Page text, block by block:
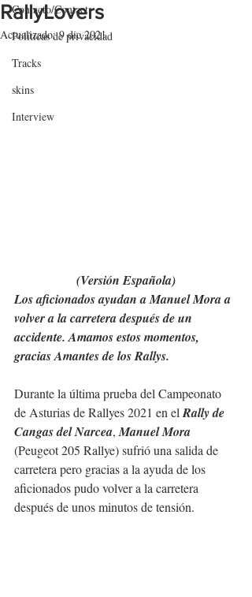
Contacto/Contact
Políticas de privacidad
Tracks
skins
Interview
RallyLovers
Actualizado:9 dic 2021
(Versión Española)
Los aficionados ayudan a Manuel Mora a
volver a la carretera después de un
accidente. Amamos estos momentos,
gracias Amantes de los Rallys.
Durante la última prueba del Campeonato
de Asturias de Rallyes 2021 en el Rally de
Cangas del Narcea, Manuel Mora
(Peugeot 205 Rallye) sufrió una salida de
carretera pero gracias a la ayuda de los
aficionados pudo volver a la carretera
después de unos minutos de tensión.